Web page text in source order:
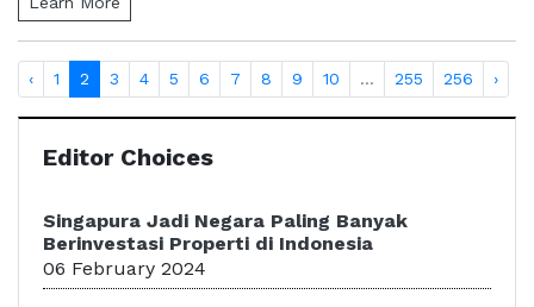
‹ 1 2 3 4 5 6 7 8 9 10 ... 255 256 ›
Editor Choices
Singapura Jadi Negara Paling Banyak
Berinvestasi Properti di Indonesia
06 February 2024